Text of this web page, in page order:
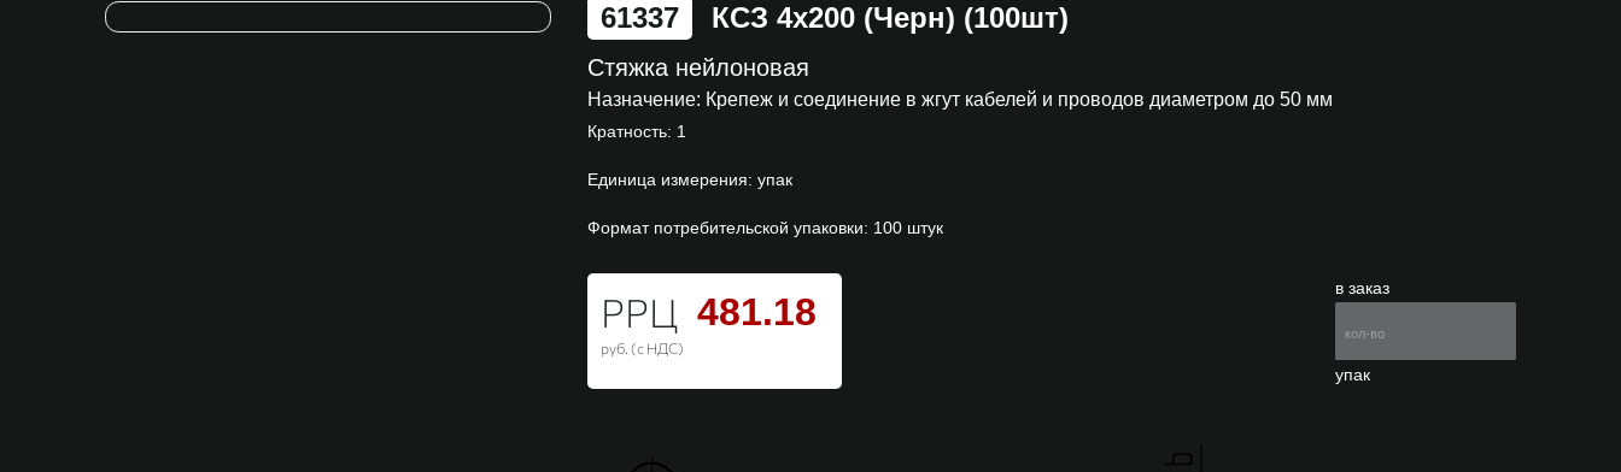
61337 КСЗ 4x200 (черн) (100шт)
Стяжка нейлоновая
Назначение: Крепеж и соединение в жгут кабелей и проводов диаметром до 50 мм
Кратность: 1
Единица измерения: упак
Формат потребительской упаковки: 100 штук
РРЦ
руб. (с НДС)
481.18
в заказ
упак